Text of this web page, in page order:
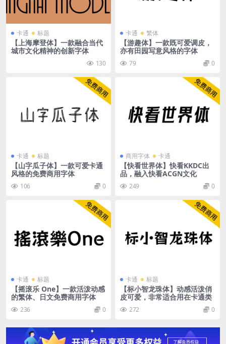
卡通 标题
【上海摩登体】一款融合当代
城市文化精神的创新字体
130
卡通 繁体
【游趣体】一款既可爱调皮，
亦有田园写意风格的字体
79 0
卡通 标题
【山字瓜子体】一款可爱卡通
风格的免费商用字体
106 0
商用字体 卡通
【快看世界体】快看KKDC出
品，融入快看ACGN文化
249 0
卡通 标题
【摇滚乐 One】一款活泼动感
的繁体、日文免费商用字体
236 0
卡通 标题
【标小智龙珠体】动感活泼俏
皮可爱，非常适合用在卡通类
272 0